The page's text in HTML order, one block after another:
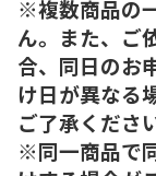
※複数商品の
ん。また、ご
合、同日のお
け日が異なる
ご了承くださ
※同一商品で